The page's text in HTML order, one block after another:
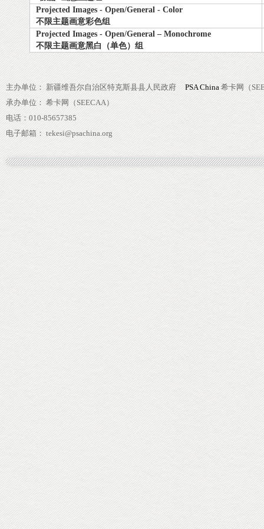
Projected Images - Open/General - Color
不限主题画意彩色组
Projected Images - Open/General – Monochrome
不限主题画意黑白（单色）组
主办单位： 新疆维吾尔自治区特克斯县县人民政府 PSA China 希卡网（
承办单位： 希卡网（SEECAA）
电话：010-85657385
电子邮箱： tekesi@psachina.org